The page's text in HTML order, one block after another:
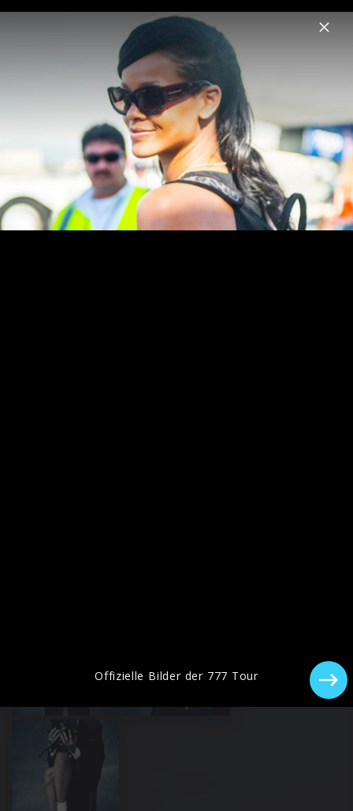
Menu
News Musik Videos Fotos Biografie
Pressefotos "Lift Me Up" (2022)
Offizielle Bilder der 777 Tour